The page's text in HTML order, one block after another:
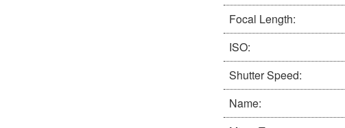
Focal Length:
ISO:
Shutter Speed:
Name: